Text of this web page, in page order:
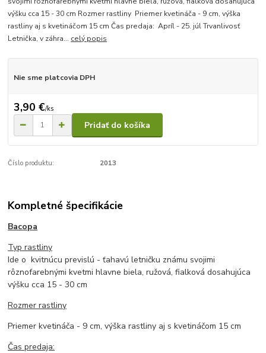
výšku cca 15 - 30 cm Rozmer rastliny Priemer kvetináča - 9 cm, výška
rastliny aj s kvetináčom 15 cm Čas predaja: Apríl - 25. júl Trvanlivosť
Letnička, v záhra... celý popis
Nie sme platcovia DPH
3,90 €/ks
Pridať do košíka
Číslo produktu: 2013
Kompletné špecifikácie
Bacopa
Typ rastliny
Ide o kvitnúcu previslú - ťahavú letničku známu svojimi
rôznofarebnými kvetmi hlavne biela, ružová, fialková dosahujúca
výšku cca 15 - 30 cm
Rozmer rastliny
Priemer kvetináča - 9 cm, výška rastliny aj s kvetináčom 15 cm
Čas predaja: